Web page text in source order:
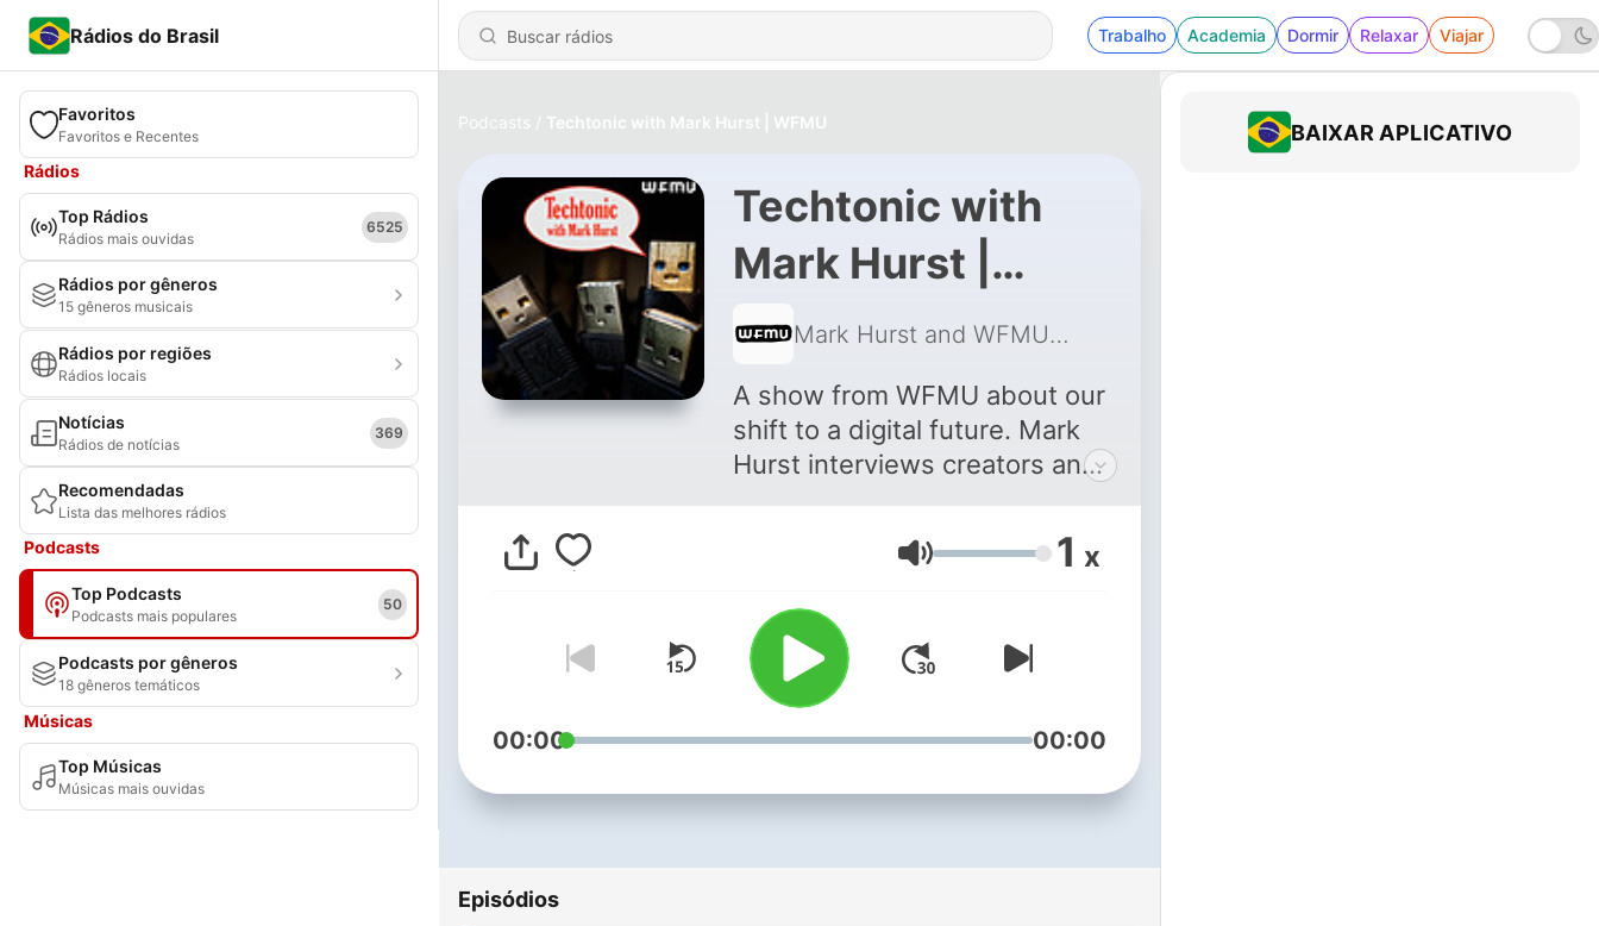
Rádios do Brasil Trabalho Academia Dormir Relaxar Viajar
Favoritos
Favoritos e Recentes
Rádios
Top Rádios
Rádios mais ouvidas
6525
Rádios por gêneros
15 gêneros musicais
Rádios por regiões
Rádios locais
Notícias
Rádios de notícias
369
Recomendadas
Lista das melhores rádios
Podcasts
Top Podcasts
Podcasts mais populares
50
Podcasts por gêneros
18 gêneros temáticos
Músicas
Top Músicas
Músicas mais ouvidas
Podcasts Techtonic with Mark Hurst | WFMU
Techtonic with
Mark Hurst |
WFMU de Mark
Hurst and WFMU
Mark Hurst and WFMU|
A show from WFMU about our
shift to a digital future. Mark
Hurst interviews creators and
thinkers about technology,
community, videogames, and
whatever else is next.
Volume 1 x
00:00 00:00
Episódios
BAIXAR APLICATIVO